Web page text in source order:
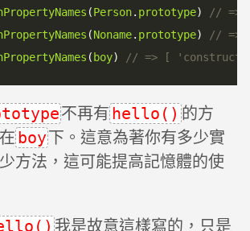
(Person. prototype)
(Noname. prototype)
( boy)
不再有hello() 的方
boy下。這意為著你有多少實
方法，這可能提高記憶體的使
我是故意這樣寫的，只是